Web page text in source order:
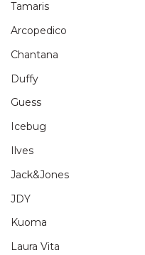
Tamaris
Arcopedico
Chantana
Duffy
Guess
Icebug
Ilves
Jack&Jones
JDY
Kuoma
Laura Vita